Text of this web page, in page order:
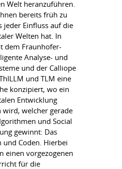
Welt heranzuführen.
bereits früh zu
jeder Einfluss auf die
Welten hat. In
dem Fraunhofer-
Analyse- und
und der Calliope
und TLM eine
konzipiert, wo ein
Entwicklung
wird, welcher gerade
und Social
gewinnt: Das
und Coden. Hierbei
einen vorgezogenen
für die